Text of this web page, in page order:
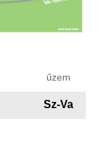
űzem
Sz-Va